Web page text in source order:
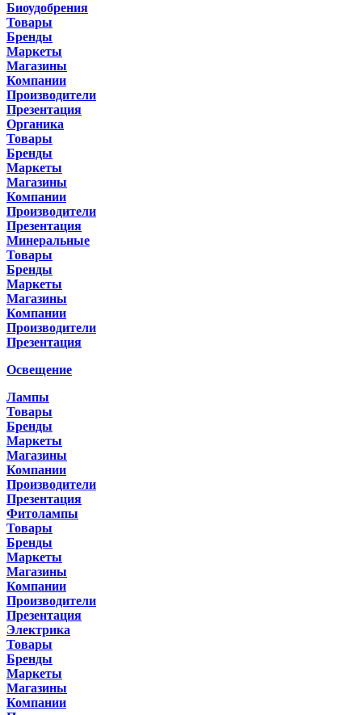
Биоудобрения
Товары
Бренды
Маркеты
Магазины
Компании
Производители
Презентация
Органика
Товары
Бренды
Маркеты
Магазины
Компании
Производители
Презентация
Минеральные
Товары
Бренды
Маркеты
Магазины
Компании
Производители
Презентация
Освещение
Лампы
Товары
Бренды
Маркеты
Магазины
Компании
Производители
Презентация
Фитолампы
Товары
Бренды
Маркеты
Магазины
Компании
Производители
Презентация
Электрика
Товары
Бренды
Маркеты
Магазины
Компании